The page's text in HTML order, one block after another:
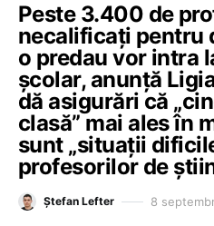
Peste 3.400 de
necalificați pentru
o predau vor intra
școlar, anunță
dă asigurări că
clasă” mai ales în
sunt „situații
profesorilor de
Ștefan Lefter 8